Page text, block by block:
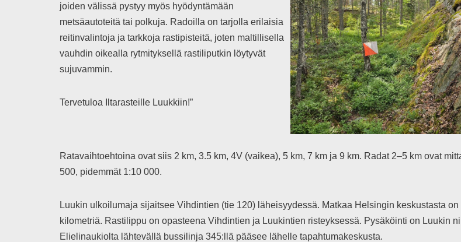
joiden välissä pystyy myös hyödyntämään
metsäautoteitä tai polkuja. Radoilla on tarjolla erilaisia
reitinvalintoja ja tarkkoja rastipisteitä, joten maltillisella
vauhdin oikealla rytmityksellä rastiliputkin löytyvät
sujuvammin.
Tervetuloa Iltarasteille Luukkiin!”
Ratavaihtoehtoina ovat siis 2 km, 3.5 km, 4V (vaikea), 5 km, 7 km ja 9 km. Radat 2–5 km ovat
500, pidemmät 1:10 000.
Luukin ulkoilumaja sijaitsee Vihdintien (tie 120) läheisyydessä. Matkaa Helsingin keskustasta on
kilometriä. Rastilippu on opasteena Vihdintien ja Luukintien risteyksessä. Pysäköinti on Luukin
Elielinaukiolta lähtevällä bussilinja 345:llä pääsee lähelle tapahtumakeskusta.